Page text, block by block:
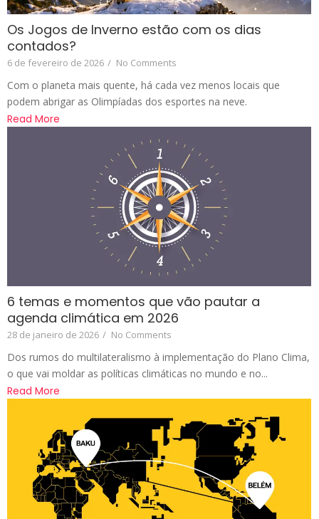
Os Jogos de Inverno estão com os dias
contados?
6 de fevereiro de 2026 / No Comments
Com o planeta mais quente, há cada vez menos locais que
podem abrigar as Olimpíadas dos esportes na neve.
Read More
6 temas e momentos que vão pautar a
agenda climática em 2026
28 de janeiro de 2026 / No Comments
Dos rumos do multilateralismo à implementação do Plano Clima,
o que vai moldar as políticas climáticas no mundo e no...
Read More